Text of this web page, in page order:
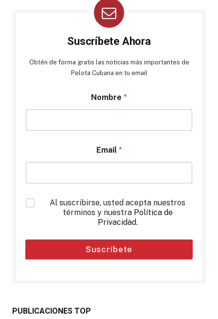
Suscríbete Ahora
Obtén de forma gratis las noticias más importantes de
Pelota Cubana en tu email
Nombre *
Email *
*
Al suscribirse, usted acepta nuestros
términos y nuestra Política de
Privacidad.
Suscríbete
PUBLICACIONES TOP